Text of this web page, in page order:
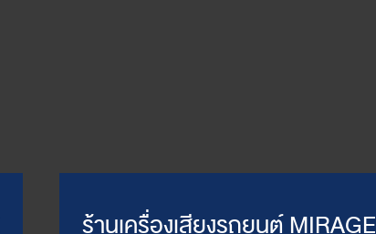
ร้านเครื่องเสียงรถยนต์ MIRAGE